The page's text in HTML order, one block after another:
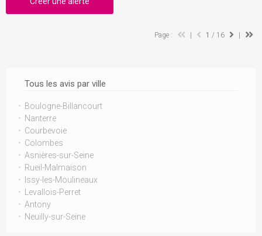
Tous les avis par ville
Boulogne-Billancourt
Nanterre
Courbevoie
Colombes
Asnières-sur-Seine
Rueil-Malmaison
Issy-les-Moulineaux
Levallois-Perret
Antony
Neuilly-sur-Seine
Page : 1 / 16